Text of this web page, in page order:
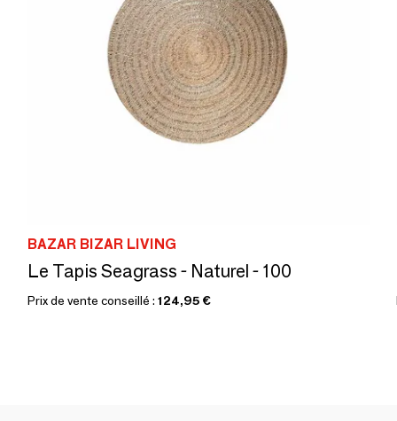
BAZAR BIZAR LIVING
Le Tapis Seagrass - Naturel - 100
Prix de vente conseillé : 124,95 €